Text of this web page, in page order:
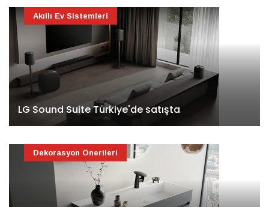
LG Sound Suite Türkiye'de satışta
Akıllı Ev Sistemleri
Dekorasyon Önerileri